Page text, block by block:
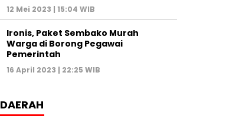
12 Mei 2023 | 15:04 WIB
Ironis, Paket Sembako Murah
Warga di Borong Pegawai
Pemerintah
16 April 2023 | 22:25 WIB
DAERAH